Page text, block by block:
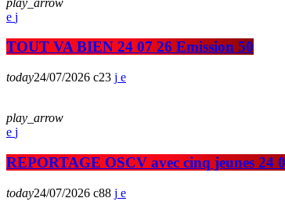
TOUT VA BIEN 24 07 26 Emission 50
today24/07/2026 23
play_arrow
REPORTAGE OSCV avec cinq jeunes 24
today24/07/2026 88